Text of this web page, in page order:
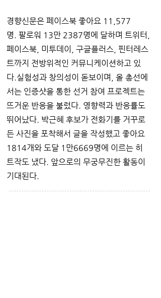
경향신문은 페이스북 좋아요 11,577
명. 팔로워 13만 2387명에 달하며 트위터,
페이스북, 미투데이, 구글플러스, 핀터레스
트까지 전방위적인 커뮤니케이션하고 있
다.실험성과 창의성이 돋보이며, 올 총선에
서는 인증샷을 통한 선거 참여 프로젝트는
뜨거운 반응을 불렀다. 영향력과 반응률도
뛰어났다. 박근혜 후보가 전화기를 거꾸로
든 사진을 포착해서 글을 작성했고 좋아요
1814개와 도달 1만6669명에 이르는 히
트작도 냈다. 앞으로의 무궁무진한 활동이
기대된다.